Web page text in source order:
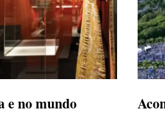
e no mundo